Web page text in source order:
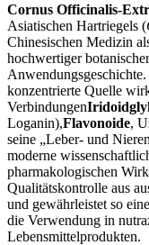
Cornus Officinalis-
Asiatischen Hartriegels (
Chinesischen Medizin
hochwertiger
konzentrierte Quelle
Verbindungen
Loganin),Flavonoide,
seine „Leber- und
moderne
pharmakologischen
Qualitätskontrolle aus
und gewährleistet so
die Verwendung in
Lebensmittelprodukten.